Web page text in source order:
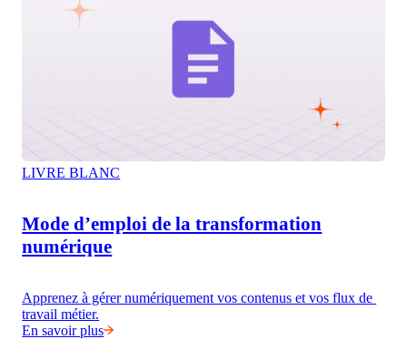
LIVRE BLANC
Mode d’emploi de la transformation
numérique
Apprenez à gérer numériquement vos contenus et vos flux de
travail métier.
En savoir plus